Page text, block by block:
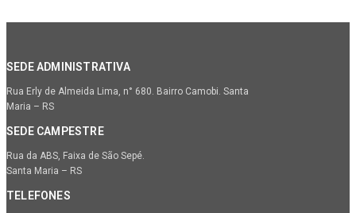
SEDE ADMINISTRATIVA
Rua Erly de Almeida Lima, n° 680. Bairro Camobi. Santa
Maria – RS
SEDE CAMPESTRE
Rua da ABS, Faixa de São Sepé.
Santa Maria – RS
TELEFONES